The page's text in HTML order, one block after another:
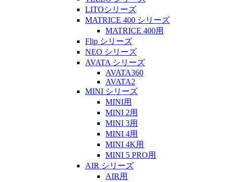
LITOシリーズ
MATRICE 400 シリーズ
MATRICE 400用
Flip シリーズ
NEO シリーズ
AVATA シリーズ
AVATA360
AVATA2
MINI シリーズ
MINI用
MINI 2用
MINI 3用
MINI 4用
MINI 4K用
MINI 5 PRO用
AIR シリーズ
AIR用